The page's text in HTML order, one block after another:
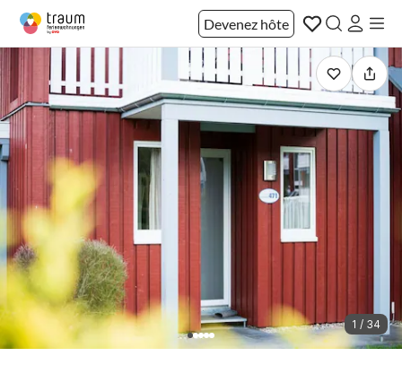
Devenez hôte
1 / 34